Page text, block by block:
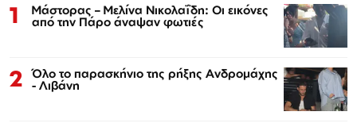
1 Μάστορας – Μελίνα Νικολαΐδη: Οι εικόνες
από την Πάρο άναψαν φωτιές
2 Όλο το παρασκήνιο της ρήξης Ανδρομάχης
- Λιβάνη